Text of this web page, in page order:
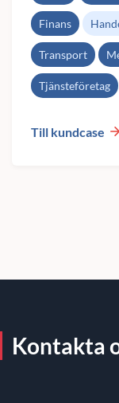
Finans
Transport
Tjänsteföretag
Till kundcase
Kontakta